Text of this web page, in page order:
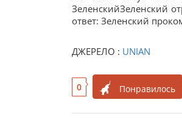
ЗеленскийЗеленский
ответ: Зеленский
ДЖЕРЕЛО : UNIAN
0 Понравилось